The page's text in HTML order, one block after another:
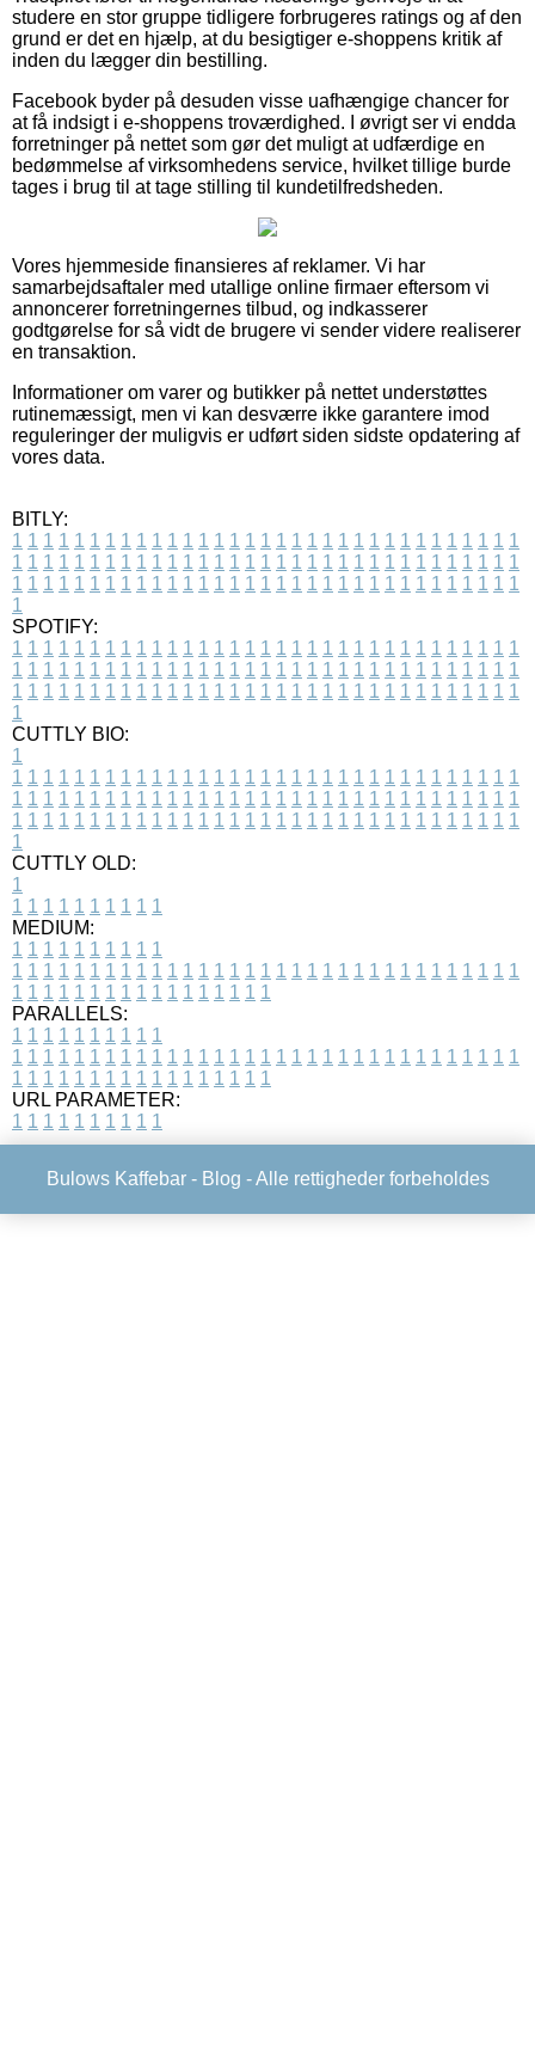
studere en stor gruppe tidligere forbrugeres ratings og af den
grund er det en hjælp, at du besigtiger e-shoppens kritik af
inden du lægger din bestilling.
Facebook byder på desuden visse uafhængige chancer for
at få indsigt i e-shoppens troværdighed. I øvrigt ser vi endda
forretninger på nettet som gør det muligt at udfærdige en
bedømmelse af virksomhedens service, hvilket tillige burde
tages i brug til at tage stilling til kundetilfredsheden.
Vores hjemmeside finansieres af reklamer. Vi har
samarbejdsaftaler med utallige online firmaer eftersom vi
annoncerer forretningernes tilbud, og indkasserer
godtgørelse for så vidt de brugere vi sender videre realiserer
en transaktion.
Informationer om varer og butikker på nettet understøttes
rutinemæssigt, men vi kan desværre ikke garantere imod
reguleringer der muligvis er udført siden sidste opdatering af
vores data.
BITLY:
1 1 1 1 1 1 1 1 1 1 1 1 1 1 1 1 1 1 1 1 1 1 1 1 1 1 1 1 1 1 1 1 1
1 1 1 1 1 1 1 1 1 1 1 1 1 1 1 1 1 1 1 1 1 1 1 1 1 1 1 1 1 1 1 1 1
1 1 1 1 1 1 1 1 1 1 1 1 1 1 1 1 1 1 1 1 1 1 1 1 1 1 1 1 1 1 1 1 1
1
SPOTIFY:
1 1 1 1 1 1 1 1 1 1 1 1 1 1 1 1 1 1 1 1 1 1 1 1 1 1 1 1 1 1 1 1 1
1 1 1 1 1 1 1 1 1 1 1 1 1 1 1 1 1 1 1 1 1 1 1 1 1 1 1 1 1 1 1 1 1
1 1 1 1 1 1 1 1 1 1 1 1 1 1 1 1 1 1 1 1 1 1 1 1 1 1 1 1 1 1 1 1 1
1
CUTTLY BIO:
1
1 1 1 1 1 1 1 1 1 1 1 1 1 1 1 1 1 1 1 1 1 1 1 1 1 1 1 1 1 1 1 1 1
1 1 1 1 1 1 1 1 1 1 1 1 1 1 1 1 1 1 1 1 1 1 1 1 1 1 1 1 1 1 1 1 1
1 1 1 1 1 1 1 1 1 1 1 1 1 1 1 1 1 1 1 1 1 1 1 1 1 1 1 1 1 1 1 1 1
1
CUTTLY OLD:
1
1 1 1 1 1 1 1 1 1 1
MEDIUM:
1 1 1 1 1 1 1 1 1 1
1 1 1 1 1 1 1 1 1 1 1 1 1 1 1 1 1 1 1 1 1 1 1 1 1 1 1 1 1 1 1 1 1
1 1 1 1 1 1 1 1 1 1 1 1 1 1 1 1 1
PARALLELS:
1 1 1 1 1 1 1 1 1 1
1 1 1 1 1 1 1 1 1 1 1 1 1 1 1 1 1 1 1 1 1 1 1 1 1 1 1 1 1 1 1 1 1
1 1 1 1 1 1 1 1 1 1 1 1 1 1 1 1 1
URL PARAMETER:
1 1 1 1 1 1 1 1 1 1
Bulows Kaffebar - Blog - Alle rettigheder forbeholdes